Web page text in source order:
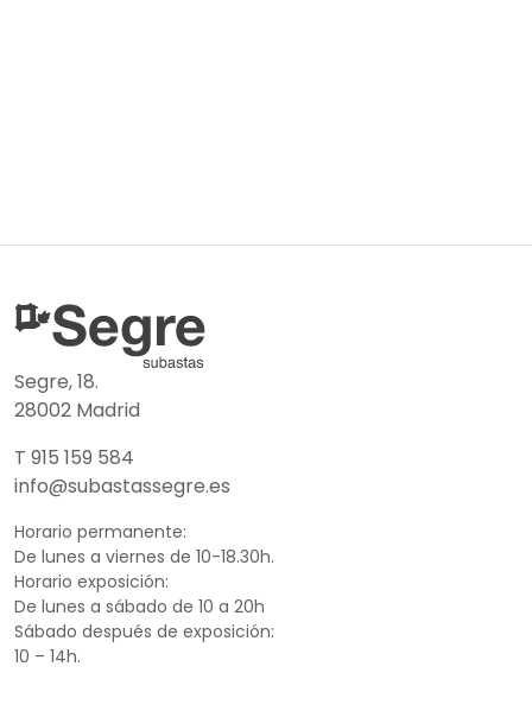
Segre, 18.
28002 Madrid
T 915 159 584
info@subastassegre.es
Horario permanente:
De lunes a viernes de 10-18.30h.
Horario exposición:
De lunes a sábado de 10 a 20h
Sábado después de exposición:
10 – 14h.